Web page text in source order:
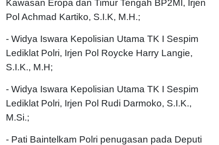
Kawasan Eropa dan Timur Tengah BP2MI, Irjen
Pol Achmad Kartiko, S.I.K, M.H.;
- Widya Iswara Kepolisian Utama TK I Sespim
Lediklat Polri, Irjen Pol Roycke Harry Langie,
S.I.K., M.H;
- Widya Iswara Kepolisian Utama TK I Sespim
Lediklat Polri, Irjen Pol Rudi Darmoko, S.I.K.,
M.Si.;
- Pati Baintelkam Polri penugasan pada Deputi